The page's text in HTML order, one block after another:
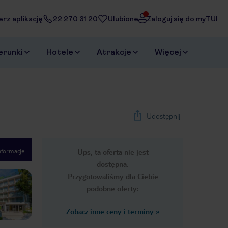
aplikację 22 270 31 20 Ulubione Zaloguj się do myTUI
Hotele Atrakcje Więcej
Udostępnij
Ups, ta oferta nie jest
dostępna.
Przygotowaliśmy dla Ciebie
podobne oferty:
Zobacz inne ceny i terminy »
Next slide
1 /32